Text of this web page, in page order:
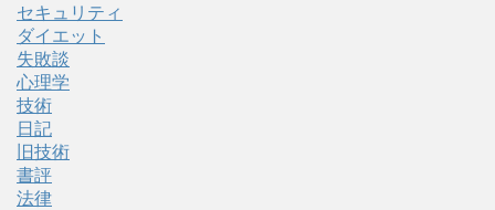
セキュリティ
ダイエット
失敗談
心理学
技術
日記
旧技術
書評
法律